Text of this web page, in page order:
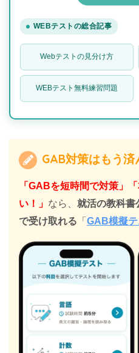
WEBテストの総合記事
Webテストの見分け方
WEBテスト無料練習問題
GAB対策はもう済
「GABを短時間で対策」
い！」 なら、 就活の教科書
で受け取れる 「 GAB模擬テ